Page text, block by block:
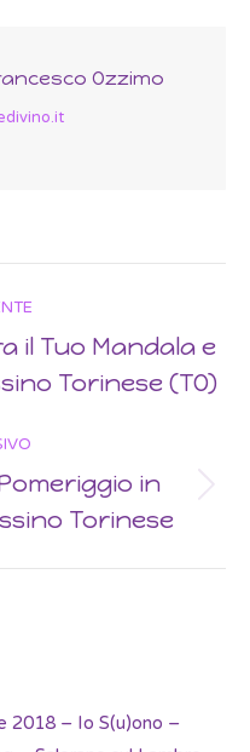
Ozzimo
il Tuo Mandala e
Torinese (TO)
in
Torinese
2018 – Io S(u)ono –